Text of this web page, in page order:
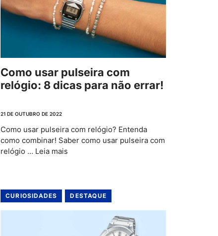
Como usar pulseira com
relógio: 8 dicas para não errar!
21 DE OUTUBRO DE 2022
Como usar pulseira com relógio? Entenda
como combinar! Saber como usar pulseira com
relógio … Leia mais
CURIOSIDADES DESTAQUE